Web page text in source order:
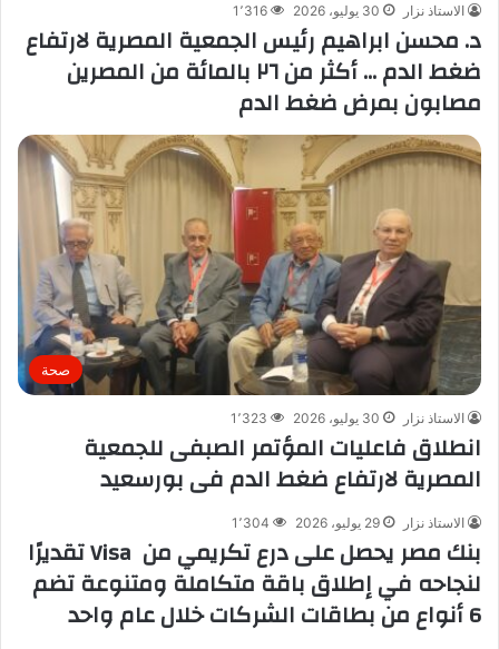
الاستاذ نزار 30 يوليو، 2026 1٬316
د. محسن ابراهيم رئيس الجمعية المصرية لارتفاع
ضغط الدم … أكثر من ٢٦ بالمائة من المصرين
مصابون بمرض ضغط الدم
صحة
الاستاذ نزار 30 يوليو، 2026 1٬323
انطلاق فاعليات المؤتمر الصبفى للجمعية
المصرية لارتفاع ضغط الدم فى بورسعيد
الاستاذ نزار 29 يوليو، 2026 1٬304
بنك مصر يحصل على درع تكريمي من Visa تقديرًا
لنجاحه في إطلاق باقة متكاملة ومتنوعة تضم
6 أنواع من بطاقات الشركات خلال عام واحد